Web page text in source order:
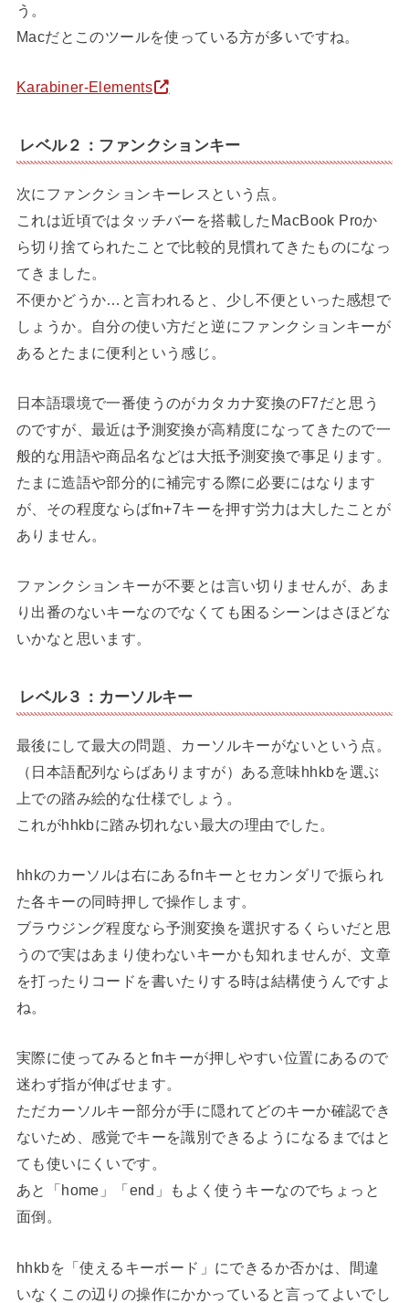
う。
Macだとこのツールを使っている方が多いですね。
Karabiner-Elements
レベル２：ファンクションキー
次にファンクションキーレスという点。
これは近頃ではタッチバーを搭載したMacBook Proか
ら切り捨てられたことで比較的見慣れてきたものになっ
てきました。
不便かどうか…と言われると、少し不便といった感想で
しょうか。自分の使い方だと逆にファンクションキーが
あるとたまに便利という感じ。
日本語環境で一番使うのがカタカナ変換のF7だと思う
のですが、最近は予測変換が高精度になってきたので一
般的な用語や商品名などは大抵予測変換で事足ります。
たまに造語や部分的に補完する際に必要にはなります
が、その程度ならばfn+7キーを押す労力は大したことが
ありません。
ファンクションキーが不要とは言い切りませんが、あま
り出番のないキーなのでなくても困るシーンはさほどな
いかなと思います。
レベル３：カーソルキー
最後にして最大の問題、カーソルキーがないという点。
（日本語配列ならばありますが）ある意味hhkbを選ぶ
上での踏み絵的な仕様でしょう。
これがhhkbに踏み切れない最大の理由でした。
hhkのカーソルは右にあるfnキーとセカンダリで振られ
た各キーの同時押しで操作します。
ブラウジング程度なら予測変換を選択するくらいだと思
うので実はあまり使わないキーかも知れませんが、文章
を打ったりコードを書いたりする時は結構使うんですよ
ね。
実際に使ってみるとfnキーが押しやすい位置にあるので
迷わず指が伸ばせます。
ただカーソルキー部分が手に隠れてどのキーか確認でき
ないため、感覚でキーを識別できるようになるまではと
ても使いにくいです。
あと「home」「end」もよく使うキーなのでちょっと
面倒。
hhkbを「使えるキーボード」にできるか否かは、間違
いなくこの辺りの操作にかかっていると言ってよいでし